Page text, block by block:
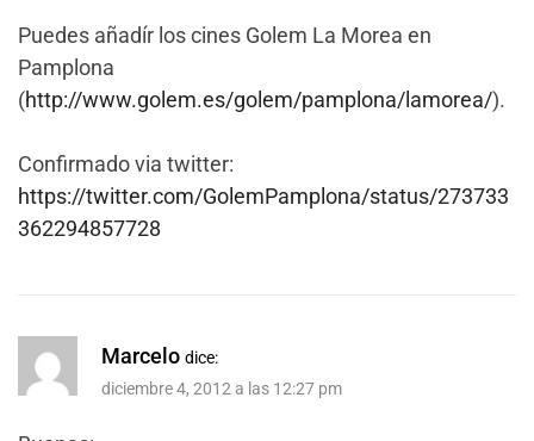
Puedes añadír los cines Golem La Morea en
Pamplona
(http://www.golem.es/golem/pamplona/lamorea/).
Confirmado via twitter:
https://twitter.com/GolemPamplona/status/273733
362294857728
Marcelo dice:
diciembre 4, 2012 a las 12:27 pm